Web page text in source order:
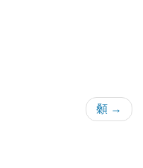
顙 →